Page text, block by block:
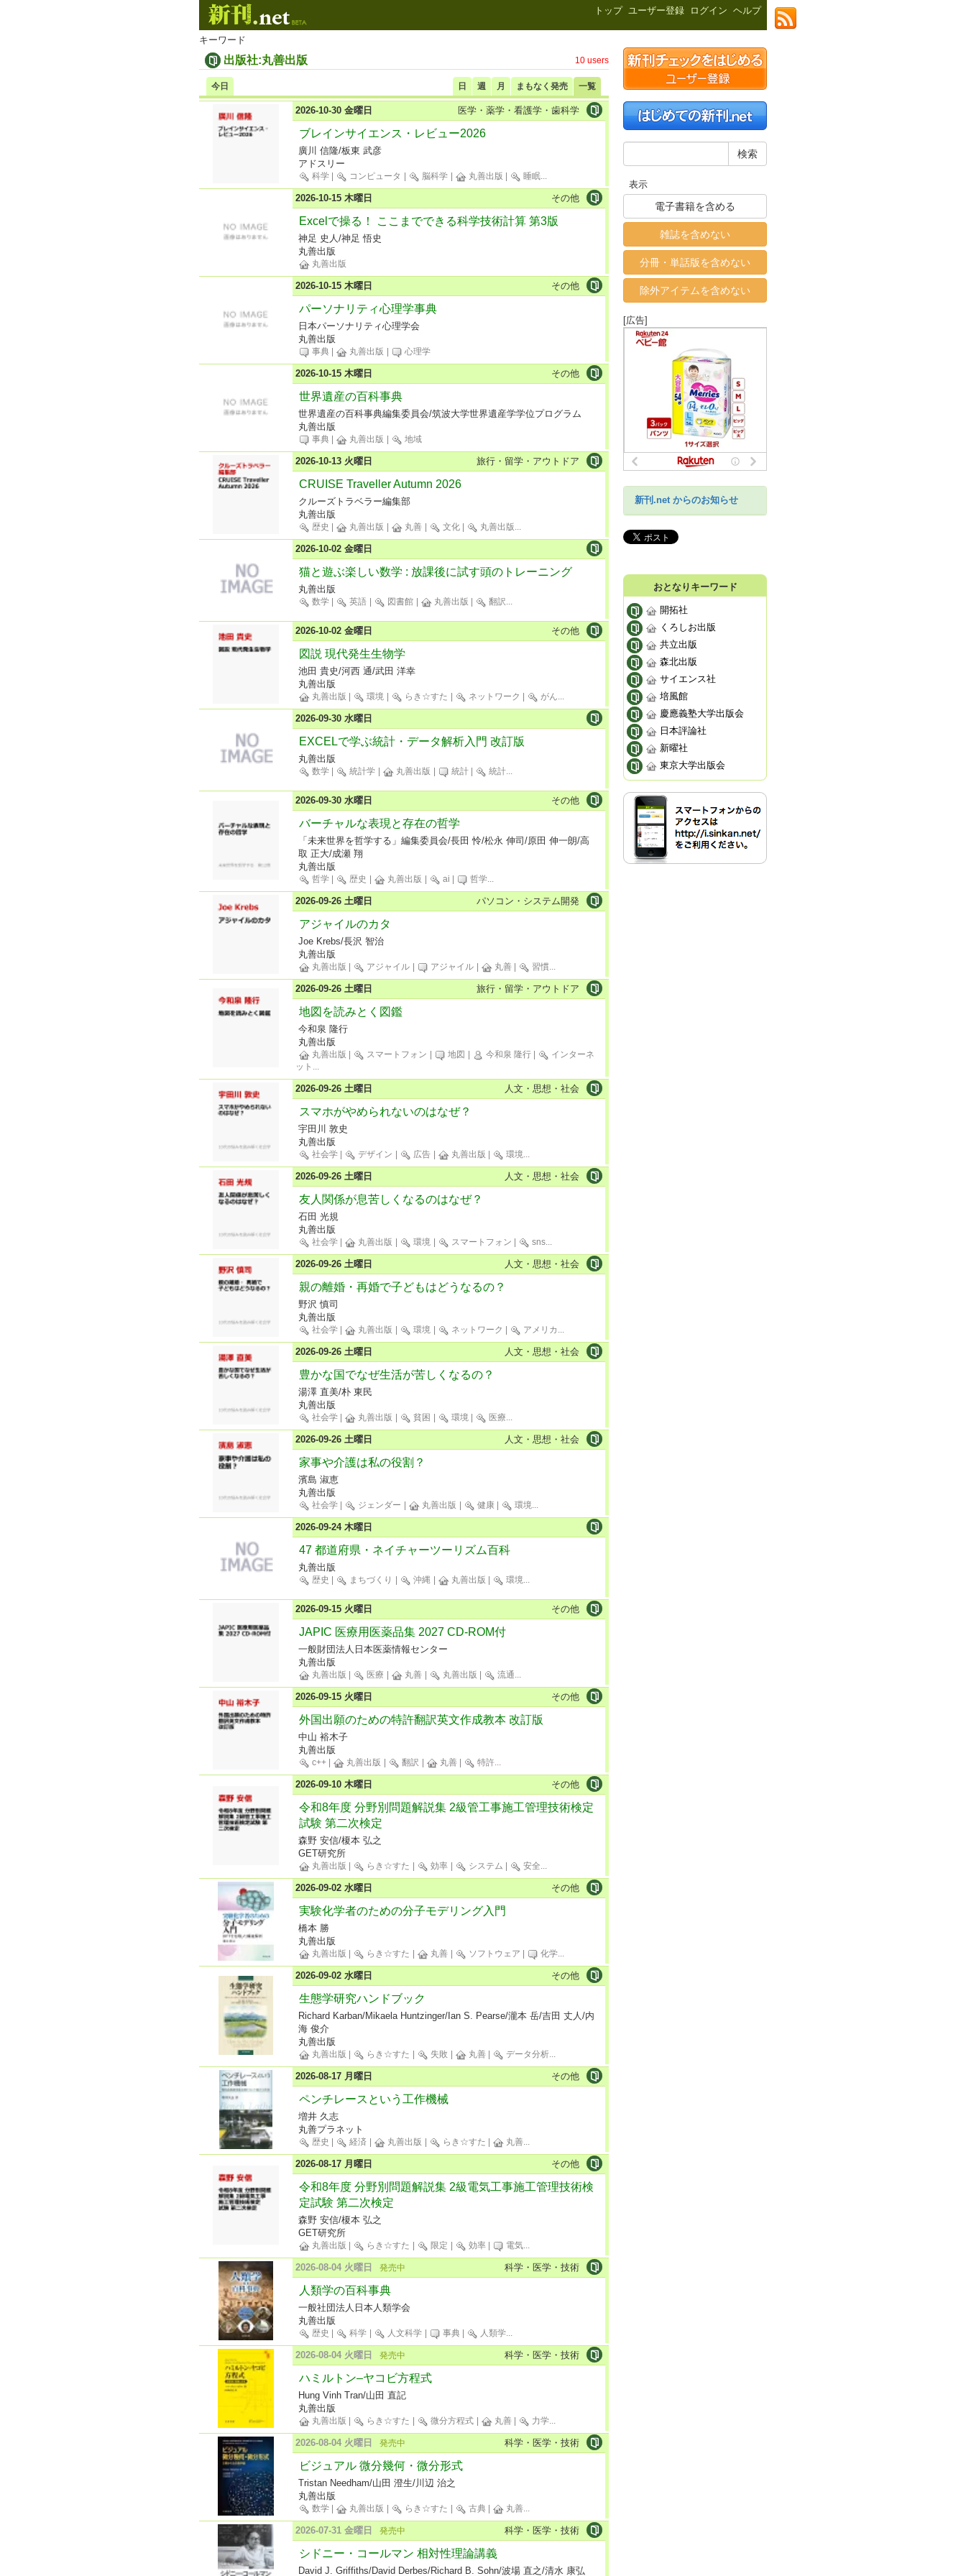
トップ ユーザー登録 ログイン ヘルプ
キーワード
出版社:丸善出版 10 users
日 週 月 まもなく発売 一覧
今日
医学・薬学・看護学・歯科学
2026-10-30 金曜日
ブレインサイエンス・レビュー2026
廣川 信隆/板東 武彦
アドスリー
科学 コンピュータ 脳科学 丸善出版 睡眠...
その他
2026-10-15 木曜日
Excelで操る！ ここまでできる科学技術計算 第3版
神足 史人/神足 悟史
丸善出版
丸善出版
その他
2026-10-15 木曜日
パーソナリティ心理学事典
日本パーソナリティ心理学会
丸善出版
事典 丸善出版 心理学
その他
2026-10-15 木曜日
世界遺産の百科事典
世界遺産の百科事典編集委員会/筑波大学世界遺産学学位プログラム
丸善出版
事典 丸善出版 地域
旅行・留学・アウトドア
2026-10-13 火曜日
CRUISE Traveller Autumn 2026
クルーズトラベラー編集部
丸善出版
歴史 丸善出版 丸善 文化 丸善出版...
2026-10-02 金曜日
猫と遊ぶ楽しい数学 : 放課後に試す頭のトレーニング
丸善出版
数学 英語 図書館 丸善出版 翻訳...
その他
2026-10-02 金曜日
図説 現代発生生物学
池田 貴史/河西 通/武田 洋幸
丸善出版
丸善出版 環境 らき☆すた ネットワーク がん...
2026-09-30 水曜日
EXCELで学ぶ統計・データ解析入門 改訂版
丸善出版
数学 統計学 丸善出版 統計 統計...
その他
2026-09-30 水曜日
バーチャルな表現と存在の哲学
「未来世界を哲学する」編集委員会/長田 怜/松永 伸司/原田 伸一朗/高
取 正大/成瀬 翔
丸善出版
哲学 歴史 丸善出版 ai 哲学...
パソコン・システム開発
2026-09-26 土曜日
アジャイルのカタ
Joe Krebs/長沢 智治
丸善出版
丸善出版 アジャイル アジャイル 丸善 習慣...
旅行・留学・アウトドア
2026-09-26 土曜日
地図を読みとく図鑑
今和泉 隆行
丸善出版
丸善出版 スマートフォン 地図 今和泉 隆行
インターネ
ット ...
人文・思想・社会
2026-09-26 土曜日
スマホがやめられないのはなぜ？
宇田川 敦史
丸善出版
社会学 デザイン 広告 丸善出版 環境...
人文・思想・社会
2026-09-26 土曜日
友人関係が息苦しくなるのはなぜ？
石田 光規
丸善出版
社会学 丸善出版 環境 スマートフォン sns...
人文・思想・社会
2026-09-26 土曜日
親の離婚・再婚で子どもはどうなるの？
野沢 慎司
丸善出版
社会学 丸善出版 環境 ネットワーク アメリカ ...
人文・思想・社会
2026-09-26 土曜日
豊かな国でなぜ生活が苦しくなるの？
湯澤 直美/朴 東民
丸善出版
社会学 丸善出版 貧困 環境 医療...
人文・思想・社会
2026-09-26 土曜日
家事や介護は私の役割？
濱島 淑恵
丸善出版
社会学 ジェンダー 丸善出版 健康 環境...
2026-09-24 木曜日
47 都道府県・ネイチャーツーリズム百科
丸善出版
歴史 まちづくり 沖縄 丸善出版 環境...
その他
2026-09-15 火曜日
JAPIC 医療用医薬品集 2027 CD-ROM付
一般財団法人日本医薬情報センター
丸善出版
丸善出版 医療 丸善 丸善出版 流通...
その他
2026-09-15 火曜日
外国出願のための特許翻訳英文作成教本 改訂版
中山 裕木子
丸善出版
c++ 丸善出版 翻訳 丸善 特許...
その他
2026-09-10 木曜日
令和8年度 分野別問題解説集 2級管工事施工管理技術検定
試験 第二次検定
森野 安信/榎本 弘之
GET研究所
丸善出版 らき☆すた 効率 システム 安全...
その他
2026-09-02 水曜日
実験化学者のための分子モデリング入門
橋本 勝
丸善出版
丸善出版 らき☆すた 丸善 ソフトウェア 化学...
その他
2026-09-02 水曜日
生態学研究ハンドブック
Richard Karban/Mikaela Huntzinger/Ian S. Pearse/瀧本 岳/吉田 丈人/内
海 俊介
丸善出版
丸善出版 らき☆すた 失敗 丸善 データ分析...
その他
2026-08-17 月曜日
ペンチレースという工作機械
増井 久志
丸善プラネット
歴史 経済 丸善出版 らき☆すた 丸善...
その他
2026-08-17 月曜日
令和8年度 分野別問題解説集 2級電気工事施工管理技術検
定試験 第二次検定
森野 安信/榎本 弘之
GET研究所
丸善出版 らき☆すた 限定 効率 電気...
科学・医学・技術
2026-08-04 火曜日 発売中
人類学の百科事典
一般社団法人日本人類学会
丸善出版
歴史 科学 人文科学 事典 人類学...
科学・医学・技術
2026-08-04 火曜日 発売中
ハミルトン–ヤコビ方程式
Hung Vinh Tran/山田 直記
丸善出版
丸善出版 らき☆すた 微分方程式 丸善 力学...
科学・医学・技術
2026-08-04 火曜日 発売中
ビジュアル 微分幾何・微分形式
Tristan Needham/山田 澄生/川辺 治之
丸善出版
数学 丸善出版 らき☆すた 古典 丸善...
科学・医学・技術
2026-07-31 金曜日 発売中
シドニー・コールマン 相対性理論講義
David J. Griffiths/David Derbes/Richard B. Sohn/波場 直之/清水 康弘
表示
電子書籍を含める
雑誌を含めない
分冊・単話版を含めない
除外アイテムを含めない
[広告]
新刊.net からのお知らせ
おとなりキーワード
開拓社
くろしお出版
共立出版
森北出版
サイエンス社
培風館
慶應義塾大学出版会
日本評論社
新曜社
東京大学出版会